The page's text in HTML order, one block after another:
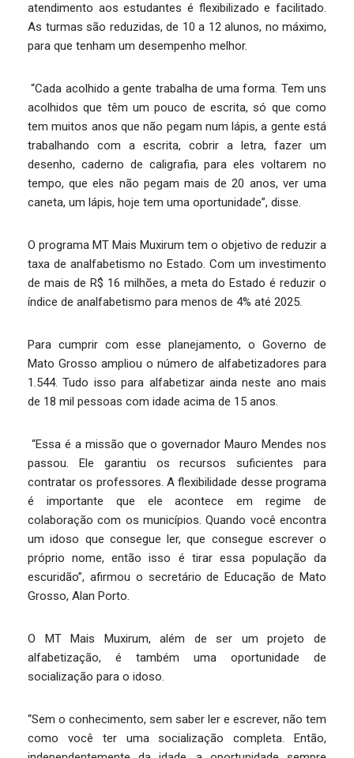
atendimento aos estudantes é flexibilizado e facilitado.
As turmas são reduzidas, de 10 a 12 alunos, no máximo,
para que tenham um desempenho melhor.
“Cada acolhido a gente trabalha de uma forma. Tem uns
acolhidos que têm um pouco de escrita, só que como
tem muitos anos que não pegam num lápis, a gente está
trabalhando com a escrita, cobrir a letra, fazer um
desenho, caderno de caligrafia, para eles voltarem no
tempo, que eles não pegam mais de 20 anos, ver uma
caneta, um lápis, hoje tem uma oportunidade”, disse.
O programa MT Mais Muxirum tem o objetivo de reduzir a
taxa de analfabetismo no Estado. Com um investimento
de mais de R$ 16 milhões, a meta do Estado é reduzir o
índice de analfabetismo para menos de 4% até 2025.
Para cumprir com esse planejamento, o Governo de
Mato Grosso ampliou o número de alfabetizadores para
1.544. Tudo isso para alfabetizar ainda neste ano mais
de 18 mil pessoas com idade acima de 15 anos.
“Essa é a missão que o governador Mauro Mendes nos
passou. Ele garantiu os recursos suficientes para
contratar os professores. A flexibilidade desse programa
é importante que ele acontece em regime de
colaboração com os municípios. Quando você encontra
um idoso que consegue ler, que consegue escrever o
próprio nome, então isso é tirar essa população da
escuridão”, afirmou o secretário de Educação de Mato
Grosso, Alan Porto.
O MT Mais Muxirum, além de ser um projeto de
alfabetização, é também uma oportunidade de
socialização para o idoso.
“Sem o conhecimento, sem saber ler e escrever, não tem
como você ter uma socialização completa. Então,